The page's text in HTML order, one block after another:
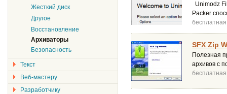
Unimodz
Packer
бесплатная
SFX Zip
Полезная
архивов с
бесплатная
Жесткий диск
Другое
Восстановление
Архиваторы
Безопасность
Текст
Веб-мастеру
Разработчику